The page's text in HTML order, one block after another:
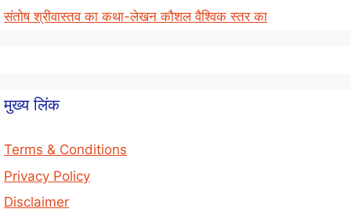
संतोष श्रीवास्तव का कथा-लेखन कौशल वैश्विक स्तर का
मुख्य लिंक
Terms & Conditions
Privacy Policy
Disclaimer